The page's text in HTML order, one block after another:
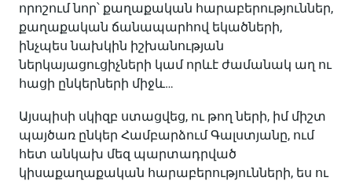
որոշում նոր՝ քաղաքական հարաբերություններ,
քաղաքական ճանապարհով եկածների,
ինչպես նախկին իշխանության
ներկայացուցիչների կամ որևէ ժամանակ աղ ու
հացի ընկերների միջև…
Այսպիսի սկիզբ ստացվեց, ու թող ների, իմ միշտ
պայծառ ընկեր Համբարձում Գալստյանը, ում
հետ անկախ մեզ պարտադրված
կիսաքաղաքական հարաբերությունների, ես ու